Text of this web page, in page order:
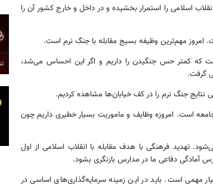
اسلامی را استمرار بخشیده و در داخل و خارج کشور آن را
مهم‌ترین وظیفه بسیج مقابله با جنگ نرم است.
که کمتر حس جنگیدن را داریم و اگر این احساس می‌شد،
گرفت.
جنگ نرم را در کف خیابان‌ها مشاهده کردیم.
است. امروزه وظایف و ماموریت بسیار خطیری داریم چون
تهدید فرهنگی با هدف مقابله با انقلاب اسلامی از اول
آمادگی دفاعی ما در مدارس بازنگری بشود.
مهمی است. باید در این زمینه سرمایه‌گذاری‌های اساسی در